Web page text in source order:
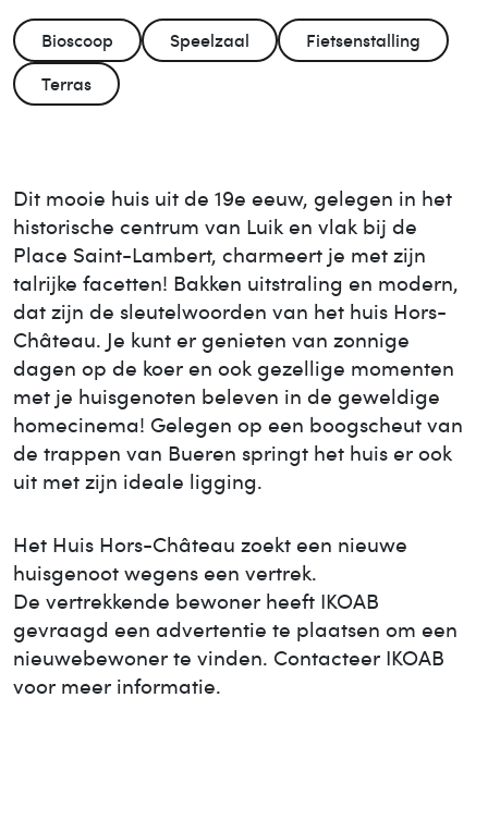
Bioscoop Speelzaal
Fietsenstalling
Terras
Dit mooie huis uit de 19e eeuw, gelegen in het
historische centrum van Luik en vlak bij de
Place Saint-Lambert, charmeert je met zijn
talrijke facetten! Bakken uitstraling en modern,
dat zijn de sleutelwoorden van het huis Hors-
Château. Je kunt er genieten van zonnige
dagen op de koer en ook gezellige momenten
met je huisgenoten beleven in de geweldige
homecinema! Gelegen op een boogscheut van
de trappen van Bueren springt het huis er ook
uit met zijn ideale ligging.
Het Huis Hors-Château zoekt een nieuwe
huisgenoot wegens een vertrek.
De vertrekkende bewoner heeft IKOAB
gevraagd een advertentie te plaatsen om een
nieuwebewoner te vinden. Contacteer IKOAB
voor meer informatie.